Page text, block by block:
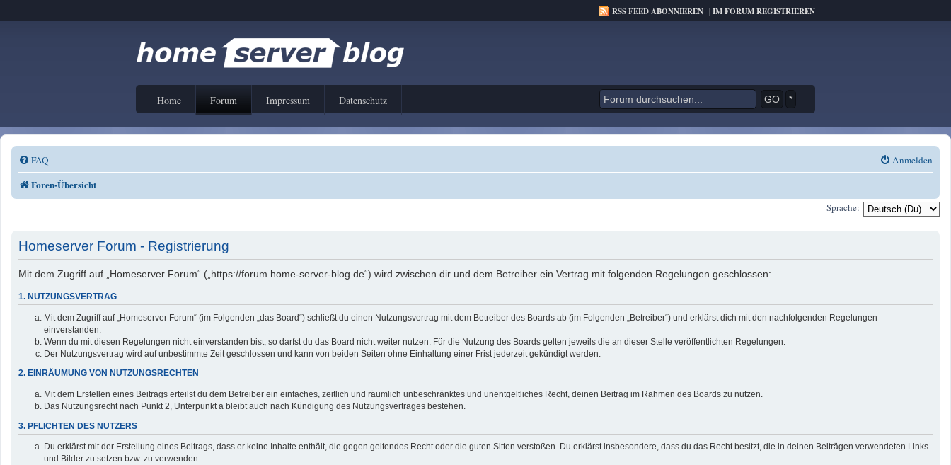
RSS FEED ABONNIEREN |IM FORUM REGISTRIEREN
Home Forum Impressum Datenschutz *
FAQ Anmelden
Foren-Übersicht
Sprache:
Homeserver Forum - Registrierung
Mit dem Zugriff auf „Homeserver Forum“ („https://forum.home-server-blog.de“) wird zwischen dir und dem Betreiber ein Vertrag mit folgenden Regelungen geschlossen:
1. NUTZUNGSVERTRAG
Mit dem Zugriff auf „Homeserver Forum“ (im Folgenden „das Board“) schließt du einen Nutzungsvertrag mit dem Betreiber des Boards ab (im Folgenden „Betreiber“) und erklärst dich mit den nachfolgenden Regelungen
einverstanden.
Wenn du mit diesen Regelungen nicht einverstanden bist, so darfst du das Board nicht weiter nutzen. Für die Nutzung des Boards gelten jeweils die an dieser Stelle veröffentlichten Regelungen.
Der Nutzungsvertrag wird auf unbestimmte Zeit geschlossen und kann von beiden Seiten ohne Einhaltung einer Frist jederzeit gekündigt werden.
2. EINRÄUMUNG VON NUTZUNGSRECHTEN
Mit dem Erstellen eines Beitrags erteilst du dem Betreiber ein einfaches, zeitlich und räumlich unbeschränktes und unentgeltliches Recht, deinen Beitrag im Rahmen des Boards zu nutzen.
Das Nutzungsrecht nach Punkt 2, Unterpunkt a bleibt auch nach Kündigung des Nutzungsvertrages bestehen.
3. PFLICHTEN DES NUTZERS
Du erklärst mit der Erstellung eines Beitrags, dass er keine Inhalte enthält, die gegen geltendes Recht oder die guten Sitten verstoßen. Du erklärst insbesondere, dass du das Recht besitzt, die in deinen Beiträgen verwendeten Links
und Bilder zu setzen bzw. zu verwenden.